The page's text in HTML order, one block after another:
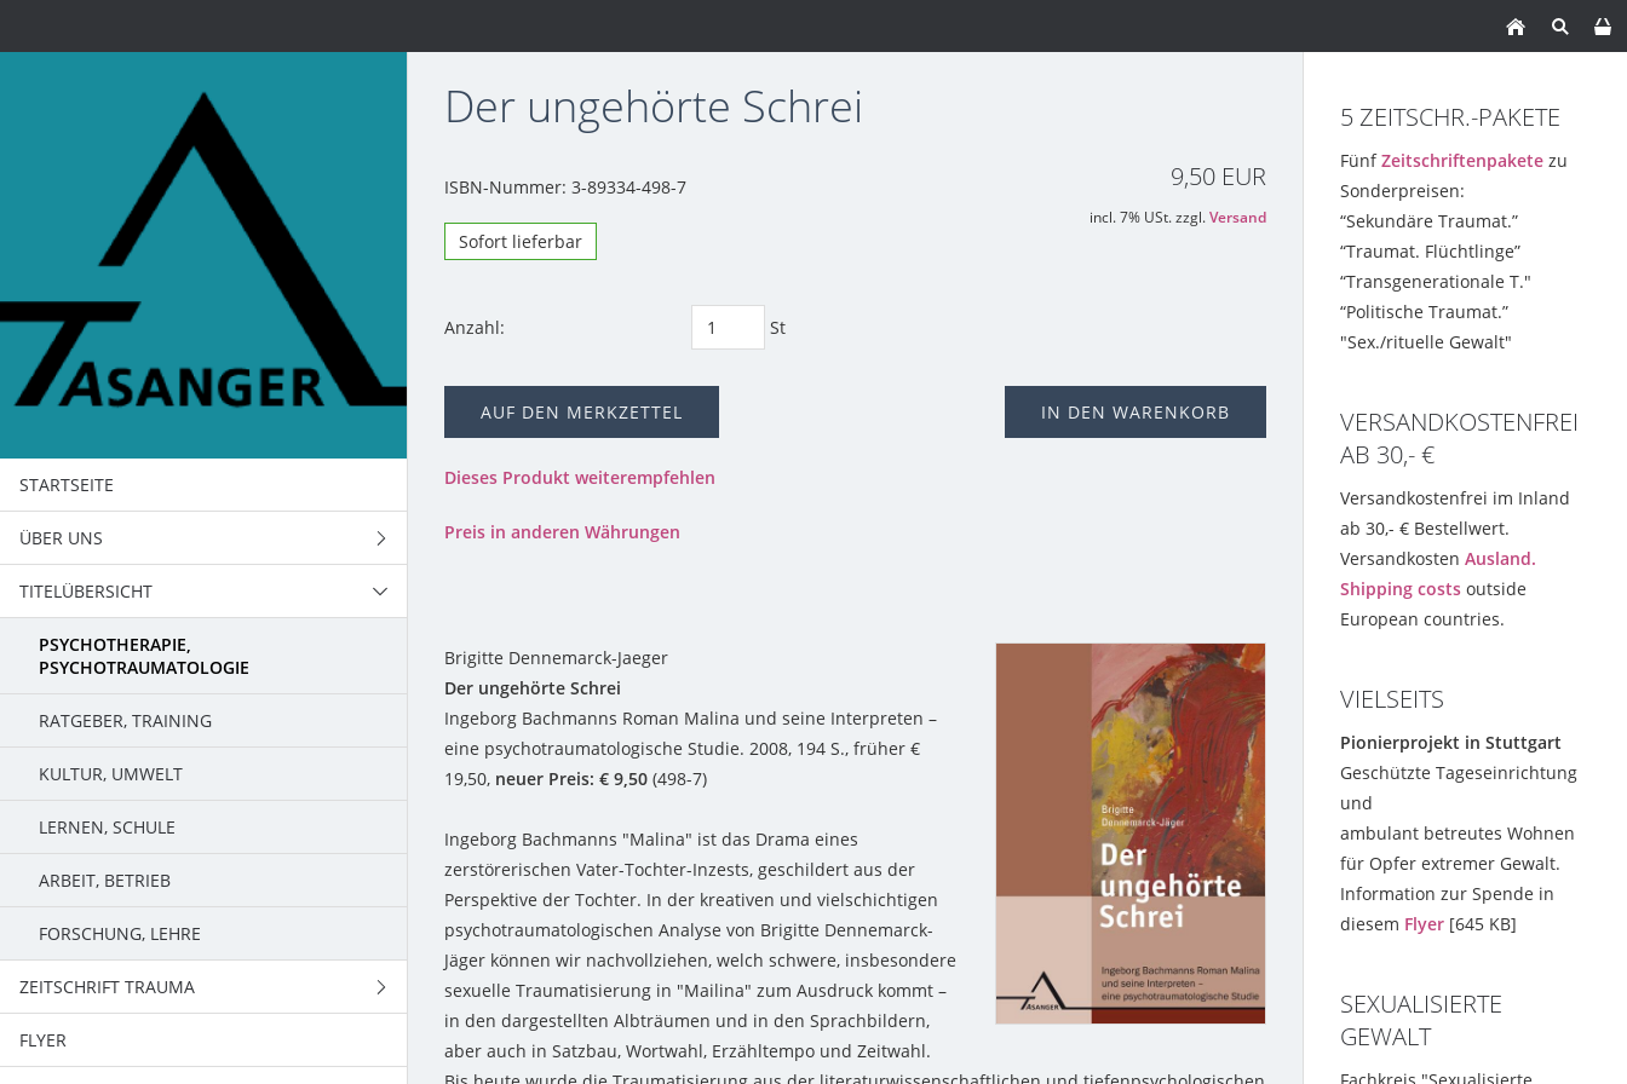
STARTSEITE
ÜBER UNS
TEAM
TITELÜBERSICHT
PSYCHOTHERAPIE,
PSYCHOTRAUMATOLOGIE
RATGEBER, TRAINING
KULTUR, UMWELT
LERNEN, SCHULE
ARBEIT, BETRIEB
FORSCHUNG, LEHRE
ZEITSCHRIFT TRAUMA
PROGRAMM
FLYER
Der ungehörte Schrei
ISBN-Nummer: 3-89334-498-7
Sofort lieferbar
9,50 EUR
incl. 7% USt. zzgl. Versand
Anzahl: St
IN DEN WARENKORB
AUF DEN MERKZETTEL
Dieses Produkt weiterempfehlen
Preis in anderen Währungen
Brigitte Dennemarck-Jaeger
Der ungehörte Schrei
Ingeborg Bachmanns Roman Malina und seine Interpreten –
eine psychotraumatologische Studie. 2008, 194 S., früher €
19,50, neuer Preis: € 9,50 (498-7)
Ingeborg Bachmanns "Malina" ist das Drama eines
zerstörerischen Vater-Tochter-Inzests, geschildert aus der
Perspektive der Tochter. In der kreativen und vielschichtigen
psychotraumatologischen Analyse von Brigitte Dennemarck-
Jäger können wir nachvollziehen, welch schwere, insbesondere
sexuelle Traumatisierung in "Mailina" zum Ausdruck kommt –
in den dargestellten Albträumen und in den Sprachbildern,
aber auch in Satzbau, Wortwahl, Erzähltempo und Zeitwahl.
5 ZEITSCHR.-PAKETE
FünfZeitschriftenpakete zu
Sonderpreisen:
“Sekundäre Traumat.”
“Traumat. Flüchtlinge”
“Transgenerationale T."
“Politische Traumat.”
"Sex./rituelle Gewalt"
VERSANDKOSTENFREI
AB 30,- €
Versandkostenfrei im Inland
ab 30,- € Bestellwert.
Versandkosten Ausland.
Shipping costs outside
European countries.
VIELSEITS
Pionierprojekt in Stuttgart
Geschützte Tageseinrichtung
und
ambulant betreutes Wohnen
für Opfer extremer Gewalt.
Information zur Spende in
diesem Flyer [645 KB]
SEXUALISIERTE
GEWALT